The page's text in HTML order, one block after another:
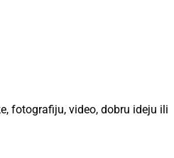
fotografiju, video, dobru ideju ili